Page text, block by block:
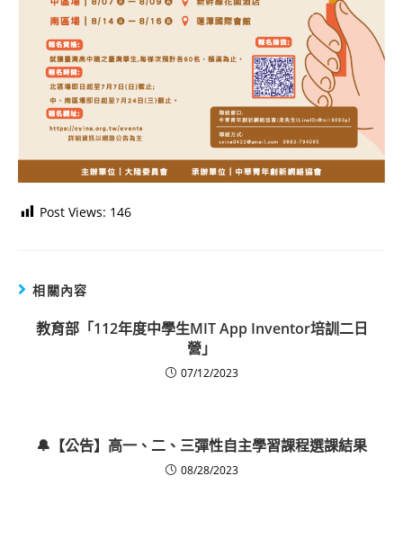
Post Views: 146
相關內容
教育部「112年度中學生MIT App Inventor培訓二日
營」
07/12/2023
🔔【公告】高一、二、三彈性自主學習課程選課結果
08/28/2023